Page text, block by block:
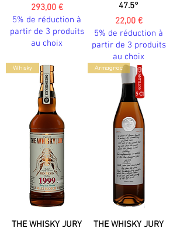
Prix
293,00 €
5% de réduction à
partir de 3 produits
au choix
47.5°
Prix
22,00 €
5% de réduction à
partir de 3 produits
au choix
Whisky
THE WHISKY JURY
Armagnac
THE WHISKY JURY